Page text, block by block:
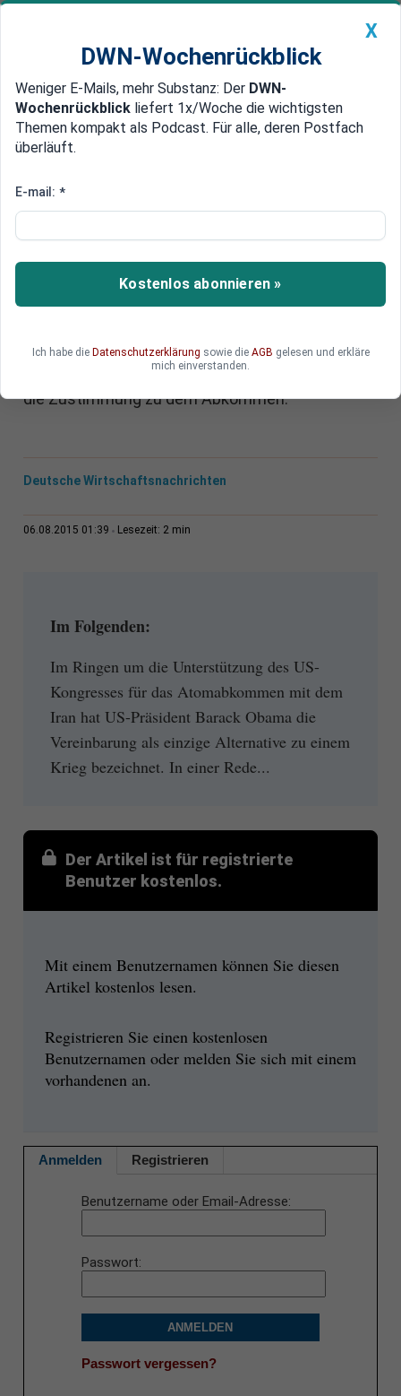
Newsticker MEIN DWN: Geldanlage Premium
Edelmetalle DWN-Magazin China
Warnung an die Neocons
Obama: Wenn Iran-Abkommen
scheitert, wird es Krieg geben
US-Präsident Barack Obama hat in ungewöhnlich
ungewöhnlichen Warnung die Neocons im
die Zustimmung zu dem Abkommen.
Deutsche Wirtschaftsnachrichten
06.08.2015 01:39 Lesezeit: 2 min
Im Folgenden:
Im Ringen um die Unterstützung des US-
Kongresses für das Atomabkommen mit dem
Iran hat US-Präsident Barack Obama die
Vereinbarung als einzige Alternative zu einem
Krieg bezeichnet. In einer Rede...
Der Artikel ist für registrierte
Benutzer kostenlos.
Mit einem Benutzernamen können Sie diesen
Artikel kostenlos lesen.
Registrieren Sie einen kostenlosen
Benutzernamen oder melden Sie sich mit einem
vorhandenen an.
Anmelden Registrieren
Benutzername oder Email-Adresse
Passwort
ANMELDEN
Passwort vergessen?
X
DWN-Wochenrückblick
Weniger E-Mails, mehr Substanz: Der DWN-
Wochenrückblick liefert 1x/Woche die wichtigsten
Themen kompakt als Podcast. Für alle, deren Postfach
überläuft.
E-mail: *
Kostenlos abonnieren »
Ich habe die Datenschutzerklärung sowie die AGB gelesen und erkläre
mich einverstanden.